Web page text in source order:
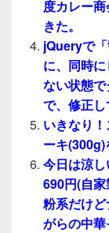
度カレー
きた。
jQueryで
に、同時
ない状態
で、修正し
いきなり
ーキ(300g)
今日は涼
690円(自
粉系だけ
がらの中